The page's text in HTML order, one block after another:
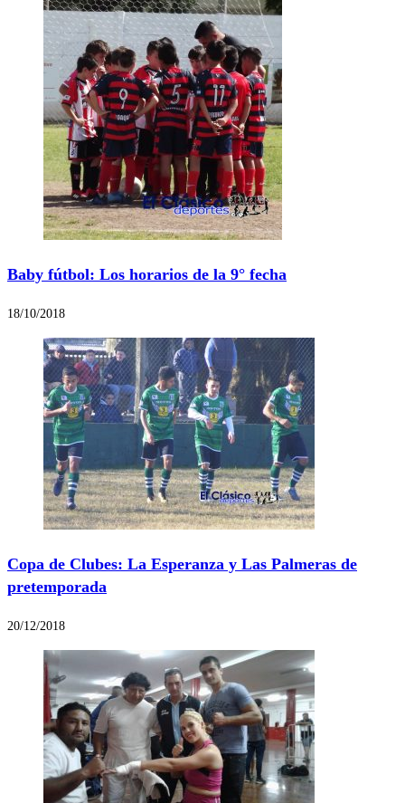
Baby fútbol: Los horarios de la 9° fecha
18/10/2018
Copa de Clubes: La Esperanza y Las Palmeras de
pretemporada
20/12/2018